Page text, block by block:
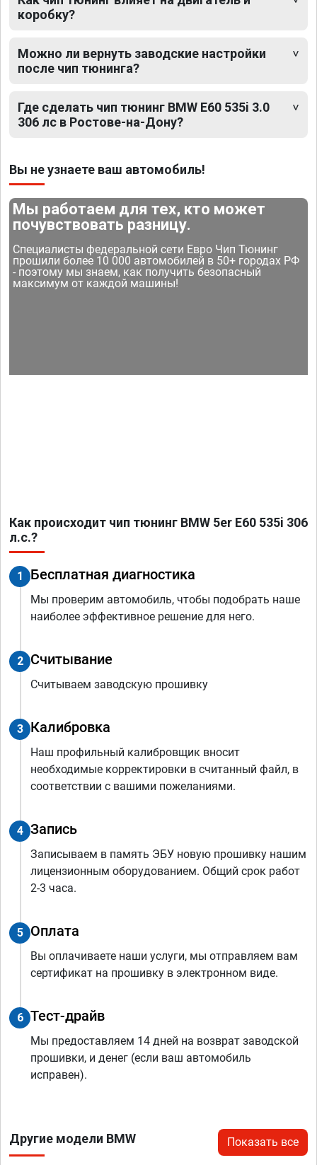
коробку?
Можно ли вернуть заводские настройки
после чип тюнинга?
Где сделать чип тюнинг BMW E60 535i 3.0
306 лс в Ростове-на-Дону?
Вы не узнаете ваш автомобиль!
Мы работаем для тех, кто может
почувствовать разницу.
Специалисты федеральной сети Евро Чип Тюнинг
прошили более 10 000 автомобилей в 50+ городах РФ
- поэтому мы знаем, как получить безопасный
максимум от каждой машины!
Как происходит чип тюнинг BMW 5er E60 535i 306
л.с.?
1 Бесплатная диагностика
Мы проверим автомобиль, чтобы подобрать наше
наиболее эффективное решение для него.
2 Считывание
Считываем заводскую прошивку
3 Калибровка
Наш профильный калибровщик вносит
необходимые корректировки в считанный файл, в
соответствии с вашими пожеланиями.
4 Запись
Записываем в память ЭБУ новую прошивку нашим
лицензионным оборудованием. Общий срок работ
2-3 часа.
5 Оплата
Вы оплачиваете наши услуги, мы отправляем вам
сертификат на прошивку в электронном виде.
6 Тест-драйв
Мы предоставляем 14 дней на возврат заводской
прошивки, и денег (если ваш автомобиль
исправен).
Другие модели BMW Показать все